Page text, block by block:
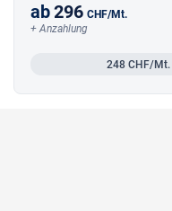
ab296 CHF/Mt.
+ Anzahlung
248 CHF/Mt.